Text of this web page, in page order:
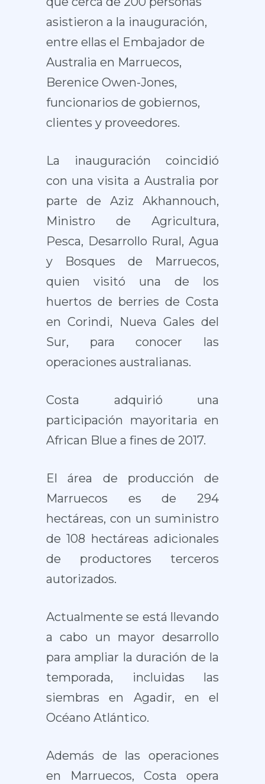
asistieron a la inauguración,
entre ellas el Embajador de
Australia en Marruecos,
Berenice Owen-Jones,
funcionarios de gobiernos,
clientes y proveedores.
La inauguración coincidió
con una visita a Australia por
parte de Aziz Akhannouch,
Ministro de Agricultura,
Pesca, Desarrollo Rural, Agua
y Bosques de Marruecos,
quien visitó una de los
huertos de berries de Costa
en Corindi, Nueva Gales del
Sur, para conocer las
operaciones australianas.
Costa adquirió una
participación mayoritaria en
African Blue a fines de 2017.
El área de producción de
Marruecos es de 294
hectáreas, con un suministro
de 108 hectáreas adicionales
de productores terceros
autorizados.
Actualmente se está llevando
a cabo un mayor desarrollo
para ampliar la duración de la
temporada, incluidas las
siembras en Agadir, en el
Océano Atlántico.
Además de las operaciones
en Marruecos, Costa opera